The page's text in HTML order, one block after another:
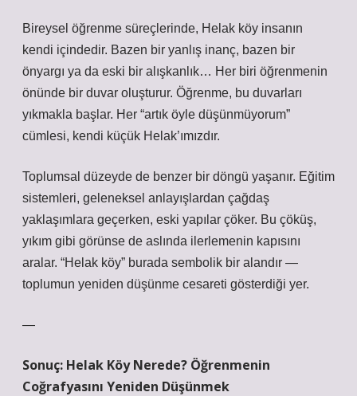
Bireysel öğrenme süreçlerinde, Helak köy insanın
kendi içindedir. Bazen bir yanlış inanç, bazen bir
önyargı ya da eski bir alışkanlık… Her biri öğrenmenin
önünde bir duvar oluşturur. Öğrenme, bu duvarları
yıkmakla başlar. Her “artık öyle düşünmüyorum”
cümlesi, kendi küçük Helak’ımızdır.
Toplumsal düzeyde de benzer bir döngü yaşanır. Eğitim
sistemleri, geleneksel anlayışlardan çağdaş
yaklaşımlara geçerken, eski yapılar çöker. Bu çöküş,
yıkım gibi görünse de aslında ilerlemenin kapısını
aralar. “Helak köy” burada sembolik bir alandır —
toplumun yeniden düşünme cesareti gösterdiği yer.
—
Sonuç: Helak Köy Nerede? Öğrenmenin
Coğrafyasını Yeniden Düşünmek